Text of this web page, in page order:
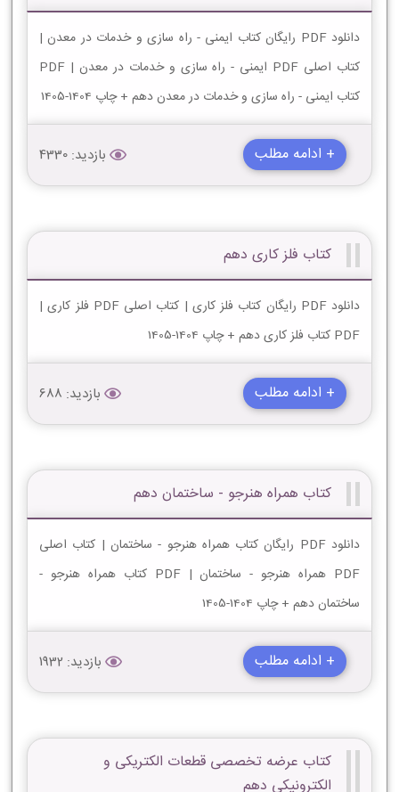
دانلود PDF رایگان کتاب ایمنی - راه سازی و خدمات در معدن |
کتاب اصلی PDF ایمنی - راه سازی و خدمات در معدن | PDF
کتاب ایمنی - راه سازی و خدمات در معدن دهم + چاپ 1404-1405
+ ادامه مطلب بازدید: 4330
کتاب فلز کاری دهم
دانلود PDF رایگان کتاب فلز کاری | کتاب اصلی PDF فلز کاری |
PDF کتاب فلز کاری دهم + چاپ 1404-1405
+ ادامه مطلب بازدید: 688
کتاب همراه هنرجو - ساختمان دهم
دانلود PDF رایگان کتاب همراه هنرجو - ساختمان | کتاب اصلی
PDF همراه هنرجو - ساختمان | PDF کتاب همراه هنرجو -
ساختمان دهم + چاپ 1404-1405
+ ادامه مطلب بازدید: 1932
کتاب عرضه تخصصی قطعات الکتریکی و
الکترونیکی دهم